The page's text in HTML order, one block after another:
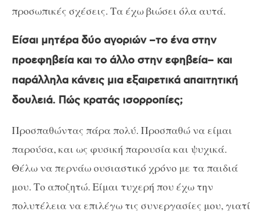
προσωπικές σχέσεις. Τα έχω βιώσει όλα αυτά.
Είσαι μητέρα δύο αγοριών –το ένα στην
προεφηβεία και το άλλο στην εφηβεία– και
παράλληλα κάνεις μια εξαιρετικά απαιτητική
δουλειά. Πώς κρατάς ισορροπίες;
Προσπαθώντας πάρα πολύ. Προσπαθώ να είμαι
παρούσα, και ως φυσική παρουσία και ψυχικά.
Θέλω να περνάω ουσιαστικό χρόνο με τα παιδιά
μου. Το αποζητώ. Είμαι τυχερή που έχω την
πολυτέλεια να επιλέγω τις συνεργασίες μου, γιατί